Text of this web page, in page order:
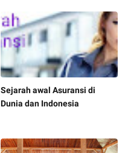
Sejarah awal Asuransi di
Dunia dan Indonesia